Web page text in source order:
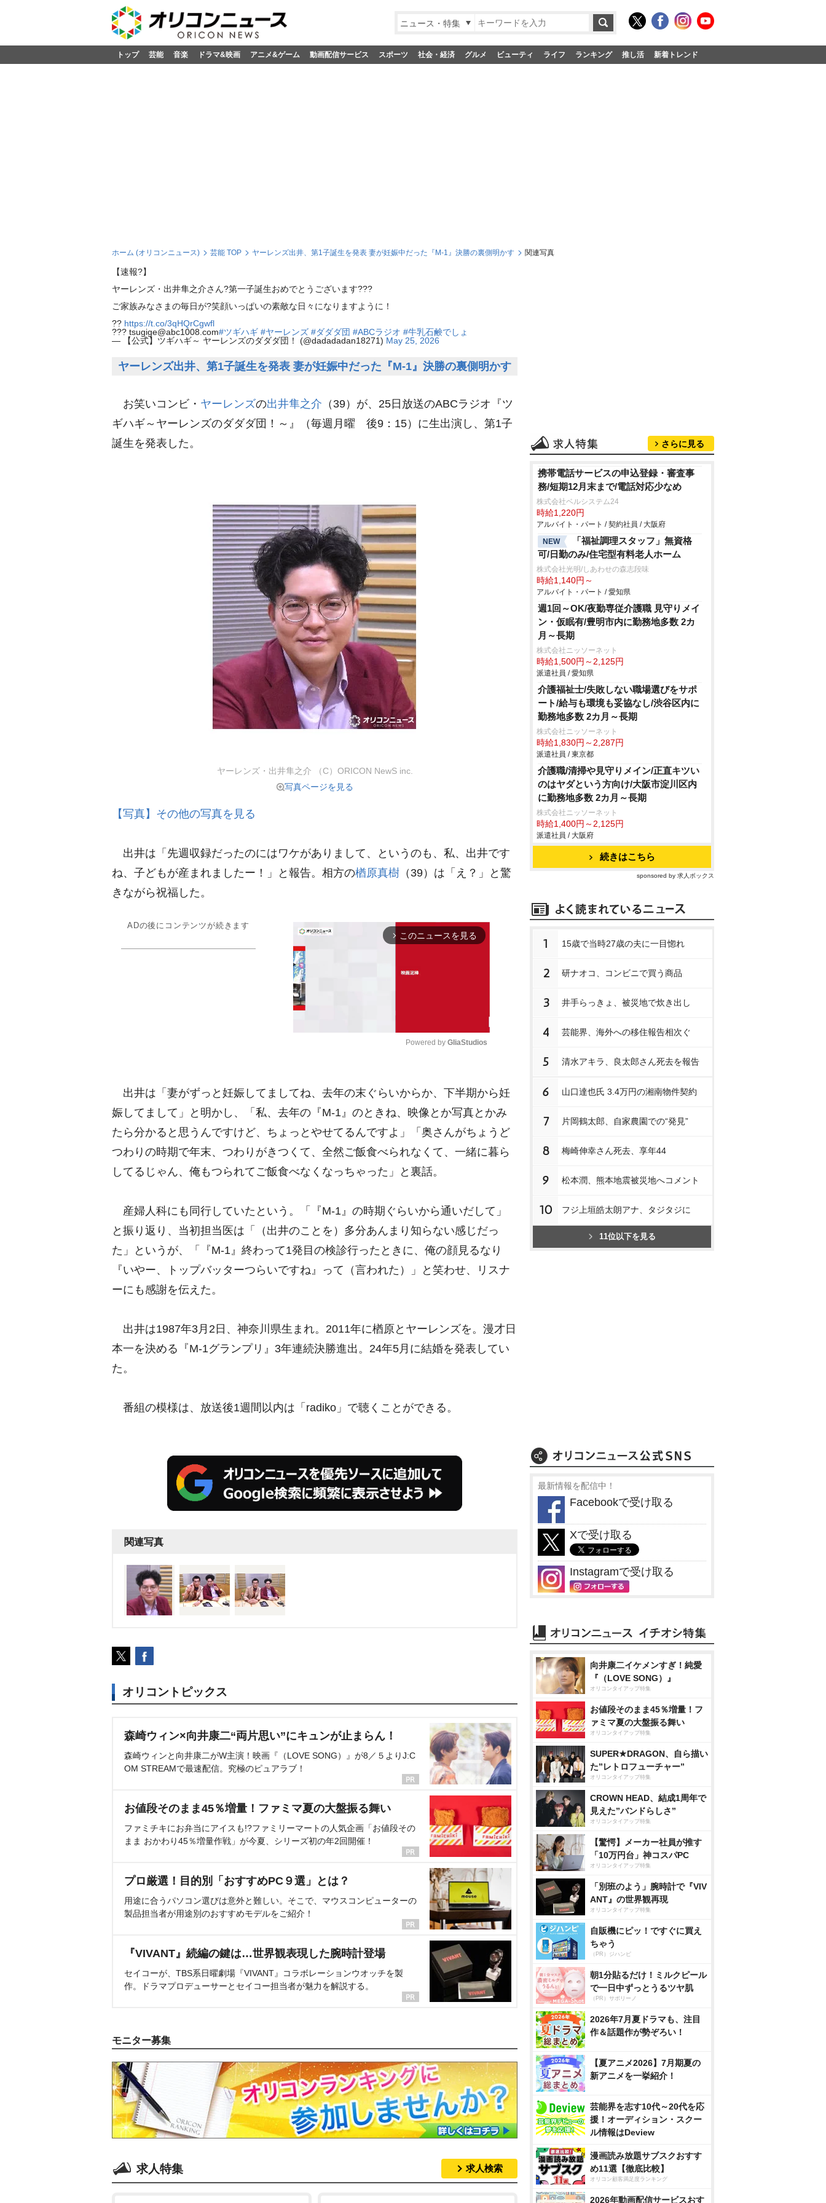
ニュース・特集
トップ 芸能 音楽 ドラマ&映画 アニメ&ゲーム 動画配信サービス スポーツ 社会・経済 グルメ ビューティ ライフ ランキング 推し活 新着トレンド
ホーム (オリコンニュース) 芸能 TOP ヤーレンズ出井、第1子誕生を発表 妻が妊娠中だった『M-1』決勝の裏側明かす 関連写真
【速報?】
ヤーレンズ・出井隼之介さん?第一子誕生おめでとうございます???
ご家族みなさまの毎日が?笑顔いっぱいの素敵な日々になりますように！
?? https://t.co/3qHQrCgwfl
??? tsugige@abc1008.com#ツギハギ #ヤーレンズ #ダダダ団 #ABCラジオ #牛乳石鹸でしょ
— 【公式】ツギハギ～ ヤーレンズのダダダ団！ (@dadadadan18271) May 25, 2026
ヤーレンズ出井、第1子誕生を発表 妻が妊娠中だった『M-1』決勝の裏側明かす
お笑いコンビ・ ヤーレンズの出井隼之介 （39）が、25日放送のABCラジオ『ツ
ギハギ～ヤーレンズのダダダ団！～』（毎週月曜 後9：15）に生出演し、第1子
誕生を発表した。
ヤーレンズ・出井隼之介 （C）ORICON NewS inc.
写真ページを見る
【写真】その他の写真を見る
出井は「先週収録だったのにはワケがありまして、というのも、私、出井です
ね、子どもが産まれましたー！」と報告。相方の楢原真樹 （39）は「え？」と驚
きながら祝福した。
ADの後にコンテンツが続きます
arrow_forward_ios このニュースを見る
u
t
e
Powered by GliaStudios
出井は「妻がずっと妊娠してましてね、去年の末ぐらいからか、下半期から妊
娠してまして」と明かし、「私、去年の『M-1』のときね、映像とか写真とかみ
たら分かると思うんですけど、ちょっとやせてるんですよ」「奥さんがちょうど
つわりの時期で年末、つわりがきつくて、全然ご飯食べられなくて、一緒に暮ら
してるじゃん、俺もつられてご飯食べなくなっちゃった」と裏話。
産婦人科にも同行していたという。「『M-1』の時期ぐらいから通いだして」
と振り返り、当初担当医は「（出井のことを）多分あんまり知らない感じだっ
た」というが、「『M-1』終わって1発目の検診行ったときに、俺の顔見るなり
『いやー、トップバッターつらいですね』って（言われた）」と笑わせ、リスナ
ーにも感謝を伝えた。
出井は1987年3月2日、神奈川県生まれ。2011年に楢原とヤーレンズを。漫才日
本一を決める『M-1グランプリ』3年連続決勝進出。24年5月に結婚を発表してい
た。
番組の模様は、放送後1週間以内は「radiko」で聴くことができる。
関連写真
オリコントピックス
森崎ウィン×向井康二“両片思い”にキュンが止まらん！
森崎ウィンと向井康二がW主演！映画『（LOVE SONG）』が8／５よりJ:C
OM STREAMで最速配信。究極のピュアラブ！
お値段そのまま45％増量！ファミマ夏の大盤振る舞い
ファミチキにお弁当にアイスも!?ファミリーマートの人気企画「お値段その
まま おかわり45％増量作戦」が今夏、シリーズ初の年2回開催！
プロ厳選！目的別「おすすめPC９選」とは？
用途に合うパソコン選びは意外と難しい。そこで、マウスコンピューターの
製品担当者が用途別のおすすめモデルをご紹介！
『VIVANT』続編の鍵は…世界観表現した腕時計登場
セイコーが、TBS系日曜劇場『VIVANT』コラボレーションウオッチを製
作。ドラマプロデューサーとセイコー担当者が魅力を解説する。
モニター募集
求人特集 求人検索
さらに見る
携帯電話サービスの申込登録・審査事
務/短期12月末まで/電話対応少なめ
株式会社ベルシステム24
時給1,220円
アルバイト・パート / 契約社員 / 大阪府
NEW
「福祉調理スタッフ」無資格
可/日勤のみ/住宅型有料老人ホーム
株式会社光明/しあわせの森志段味
時給1,140円～
アルバイト・パート / 愛知県
週1回～OK/夜勤専従介護職 見守りメイ
ン・仮眠有/豊明市内に勤務地多数 2カ
月～長期
株式会社ニッソーネット
時給1,500円～2,125円
派遣社員 / 愛知県
介護福祉士/失敗しない職場選びをサポ
ート/給与も環境も妥協なし/渋谷区内に
勤務地多数 2カ月～長期
株式会社ニッソーネット
時給1,830円～2,287円
派遣社員 / 東京都
介護職/清掃や見守りメイン/正直キツい
のはヤダという方向け/大阪市淀川区内
に勤務地多数 2カ月～長期
株式会社ニッソーネット
時給1,400円～2,125円
派遣社員 / 大阪府
続きはこちら
sponsored by 求人ボックス
1 15歳で当時27歳の夫に一目惚れ
2 研ナオコ、コンビニで買う商品
3 井手らっきょ、被災地で炊き出し
4 芸能界、海外への移住報告相次ぐ
5 清水アキラ、良太郎さん死去を報告
6 山口達也氏 3.4万円の湘南物件契約
7 片岡鶴太郎、自家農園での“発見”
8 梅崎伸幸さん死去、享年44
9 松本潤、熊本地震被災地へコメント
10 フジ上垣皓太朗アナ、タジタジに
11位以下を見る
最新情報を配信中！
Facebookで受け取る
Xで受け取る
Instagramで受け取る
向井康二イケメンすぎ！純愛
『（LOVE SONG）』
オリコンタイアップ特集
お値段そのまま45％増量！フ
ァミマ夏の大盤振る舞い
オリコンタイアップ特集
SUPER★DRAGON、自ら描い
た”レトロフューチャー”
オリコンタイアップ特集
CROWN HEAD、結成1周年で
見えた”バンドらしさ”
オリコンタイアップ特集
【驚愕】メーカー社員が推す
「10万円台」神コスパPC
オリコンタイアップ特集
「別班のよう」腕時計で『VIV
ANT』の世界観再現
オリコンタイアップ特集
自販機にピッ！ですぐに買え
ちゃう
（PR）ジハンピ
朝1分貼るだけ！ミルクピール
で一日中ずっとうるツヤ肌
（PR）サボリーノ
2026年7月夏ドラマも、注目
作＆話題作が勢ぞろい！
【夏アニメ2026】7月期夏の
新アニメを一挙紹介！
芸能界を志す10代～20代を応
援！オーディション・スクー
ル情報はDeview
漫画読み放題サブスクおすす
め11選【徹底比較】
オリコン顧客満足度ランキング
2026年動画配信サービスおす